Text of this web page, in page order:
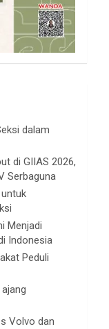
dalam
di GIIAS 2026,
Serbaguna
Menjadi
Indonesia
Peduli
Volvo dan